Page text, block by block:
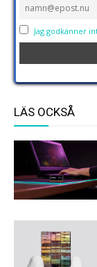
Jag godkänner
LÄS OCKSÅ